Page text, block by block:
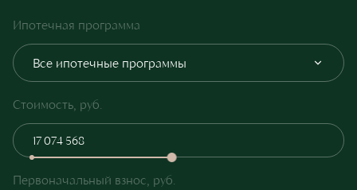
Ипотечная программа
Все ипотечные программы
Стоимость, руб.
Первоначальный взнос, руб.